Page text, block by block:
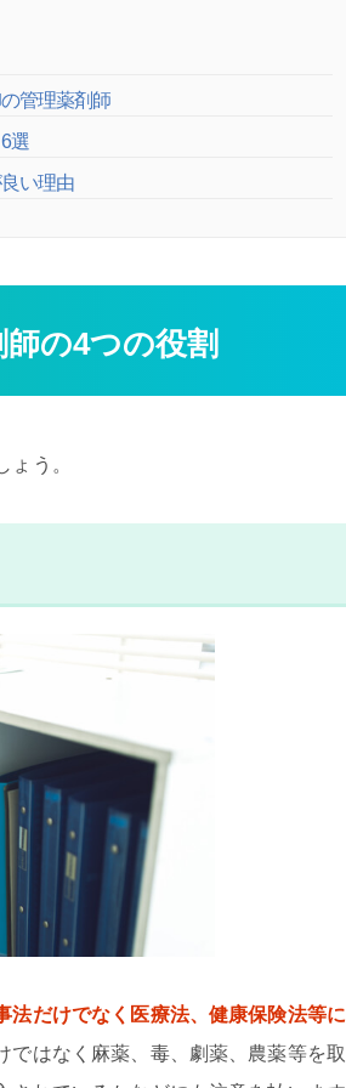
管理薬剤師
選
い理由
の4つの役割
う。
法だけでなく医療法、健康保険法等に
ではなく麻薬、毒、劇薬、農薬等を取